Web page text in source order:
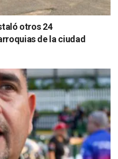
otros 24
de la ciudad